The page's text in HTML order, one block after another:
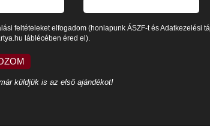
feltételeket elfogadom (honlapunk ÁSZF-t és Adatkezelési
láblécében éred el).
küldjük is az első ajándékot!